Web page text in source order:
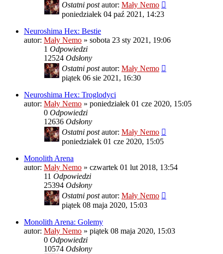
Ostatni postautor: Mały Nemo
poniedziałek 04 paź 2021, 14:23
Neuroshima Hex: Bestie
autor: Mały Nemo » sobota 23 sty 2021, 19:06
1 Odpowiedzi
12524 Odsłony
Ostatni postautor: Mały Nemo
piątek 06 sie 2021, 16:30
Neuroshima Hex: Troglodyci
autor: Mały Nemo » poniedziałek 01 cze 2020, 15:05
0 Odpowiedzi
12636 Odsłony
Ostatni postautor: Mały Nemo
poniedziałek 01 cze 2020, 15:05
Monolith Arena
autor: Mały Nemo » czwartek 01 lut 2018, 13:54
11 Odpowiedzi
25394 Odsłony
Ostatni postautor: Mały Nemo
piątek 08 maja 2020, 15:03
Monolith Arena: Golemy
autor: Mały Nemo » piątek 08 maja 2020, 15:03
0 Odpowiedzi
10574 Odsłony